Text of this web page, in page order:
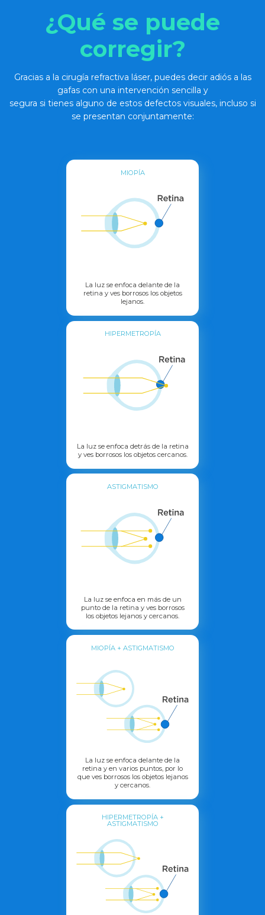
¿Qué se puede
corregir?
Gracias a la cirugía refractiva láser, puedes decir adiós a las
gafas con una intervención sencilla y
segura si tienes alguno de estos defectos visuales, incluso si
se presentan conjuntamente:
MIOPÍA
La luz se enfoca delante de la
retina y ves borrosos los objetos
lejanos.
HIPERMETROPÍA
La luz se enfoca detrás de la retina
y ves borrosos los objetos cercanos.
ASTIGMATISMO
La luz se enfoca en más de un
punto de la retina y ves borrosos
los objetos lejanos y cercanos.
MIOPÍA + ASTIGMATISMO
La luz se enfoca delante de la
retina y en varios puntos, por lo
que ves borrosos los objetos lejanos
y cercanos.
HIPERMETROPÍA +
ASTIGMATISMO